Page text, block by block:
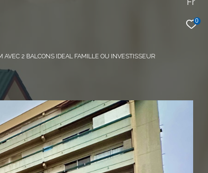
0
2 BALCONS IDEAL FAMILLE OU INVESTISSEUR